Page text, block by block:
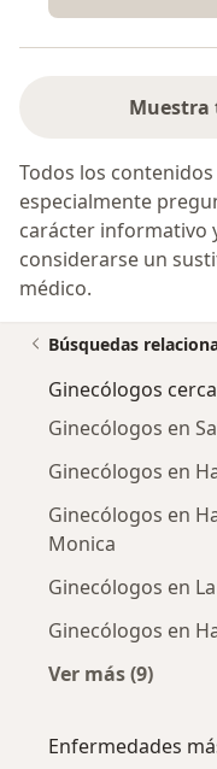
Muestra
Todos los
especialmente
carácter informativo
considerarse un
médico.
Búsquedas
Ginecólogos
Ginecólogos en
Ginecólogos en
Ginecólogos en
Monica
Ginecólogos en
Ginecólogos en
Ver más (9)
Enfermedades